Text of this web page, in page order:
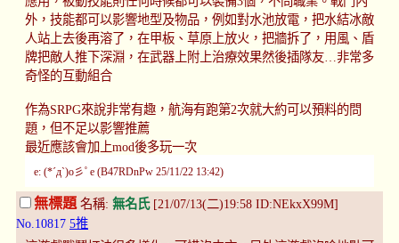
外，技能都可以影響地型及物品，例如對水池放電，把水結冰敵
人站上去後再溶了，在甲板、草原上放火，把牆拆了，用風、盾
牌把敵人推下深淵，在武器上附上治療效果然後插隊友…非常多
奇怪的互動組合
作為SRPG來說非常有趣，航海有跑第2次就大約可以預料的問
題，但不足以影響推薦
最近應該會加上mod後多玩一次
e: (*´д`)o彡ﾟe (B47RDnPw 25/11/22 13:42)
無標題 名稱: 無名氏[21/07/13(二)19:58 ID:NEkxX99M]
No.10817 5推